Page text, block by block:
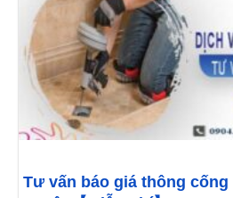
Tư vấn báo giá thông cống